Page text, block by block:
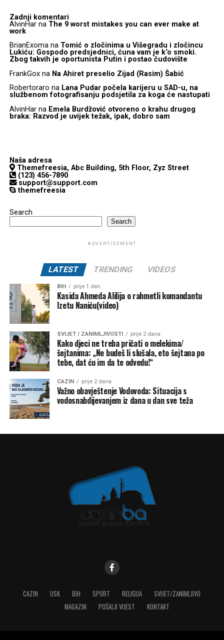
Zadnji komentari
AlvinHarna The 9 worst mistakes you can ever make at
work
BrianExomana Tomić o zločinima u Višegradu i zločincu
Lukiću: Gospodo predsjednici, ćuna vam je k‘o smoki.
Zbog takvih je oportunista Putin i postao čudovište
FrankGoxna Na Ahiret preselio Zijad (Rasim) Šabić
Robertoraro na Lana Pudar počela karijeru u SAD-u, na
službenom fotografisanju podsjetila za koga će nastupati
AlvinHarna Emela Burdžović otvoreno o krahu drugog
braka: Razvod je uvijek težak, ipak, dobro sam
Naša adresa
Themefreesia, Abc Building, 5th Floor, Zyz Street
(123) 456-7890
support@support.com
themefreesia
Search
Search
ADVERTISEMENT
LATEST TRENDING VIDEOS
BIH prije 1 dan
Kasida Ahmeda Alilija o rahmetli komandantu
Izetu Naniću(video)
SVIJET / ZANIMLJIVOSTI prije 2 dana
Kako djeci ne treba pričati o melekima/
šejtanima: „Ne budeš li slušala, eto šejtana po
tebe, dat ću im da te odvedu!“
CAZIN prije 2 dana
Važno obavještenje Vodovoda: Situacija s
vodosnabdijevanjem iz dana u dan sve teža
CAZIN USK BIH SPORT RELIGIJA
SVIJET/ZANIMLJIVO
MAGAZIN
POŠALJI VIJEST KONTAKT